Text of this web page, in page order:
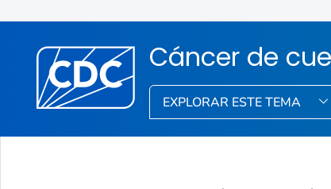
Cáncer de
EXPLORAR ESTE TEMA